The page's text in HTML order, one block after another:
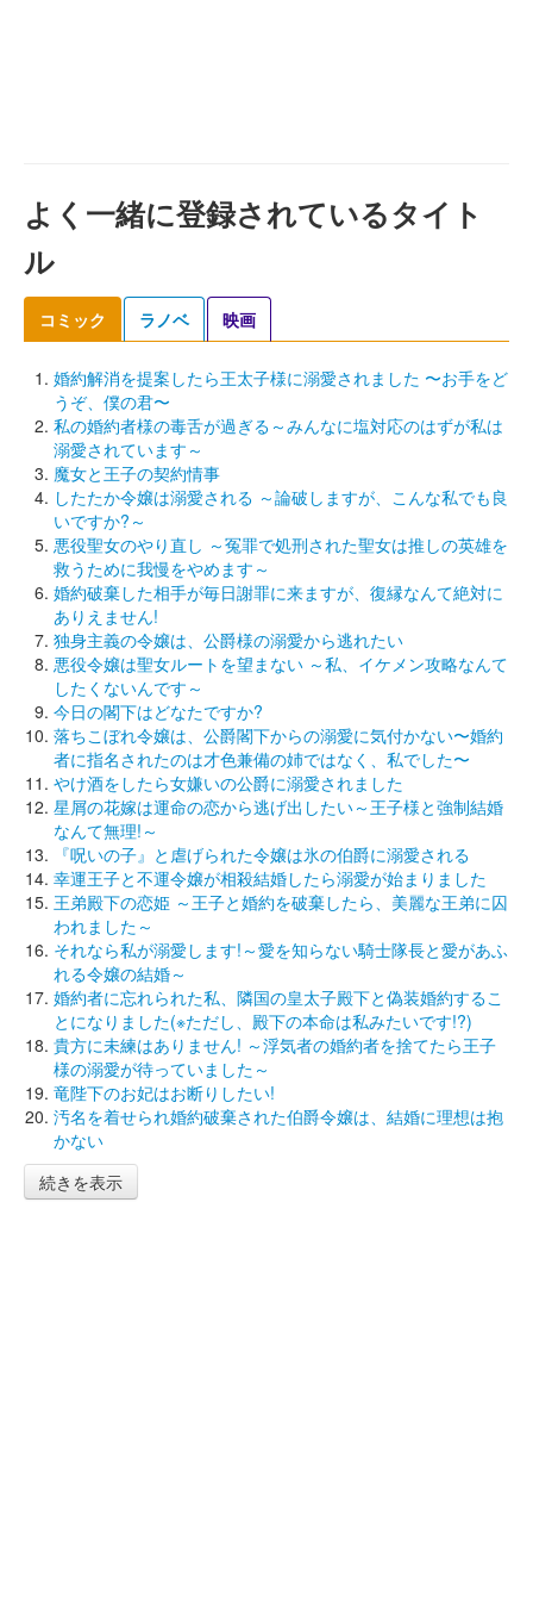
よく一緒に登録されているタイト
ル
コミック ラノベ 映画
婚約解消を提案したら王太子様に溺愛されました 〜お手をど
うぞ、僕の君〜
私の婚約者様の毒舌が過ぎる～みんなに塩対応のはずが私は
溺愛されています～
魔女と王子の契約情事
したたか令嬢は溺愛される ～論破しますが、こんな私でも良
いですか?～
悪役聖女のやり直し ～冤罪で処刑された聖女は推しの英雄を
救うために我慢をやめます～
婚約破棄した相手が毎日謝罪に来ますが、復縁なんて絶対に
ありえません!
独身主義の令嬢は、公爵様の溺愛から逃れたい
悪役令嬢は聖女ルートを望まない ～私、イケメン攻略なんて
したくないんです～
今日の閣下はどなたですか?
落ちこぼれ令嬢は、公爵閣下からの溺愛に気付かない〜婚約
者に指名されたのは才色兼備の姉ではなく、私でした〜
やけ酒をしたら女嫌いの公爵に溺愛されました
星屑の花嫁は運命の恋から逃げ出したい～王子様と強制結婚
なんて無理!～
『呪いの子』と虐げられた令嬢は氷の伯爵に溺愛される
幸運王子と不運令嬢が相殺結婚したら溺愛が始まりました
王弟殿下の恋姫 ～王子と婚約を破棄したら、美麗な王弟に囚
われました～
それなら私が溺愛します!～愛を知らない騎士隊長と愛があふ
れる令嬢の結婚～
婚約者に忘れられた私、隣国の皇太子殿下と偽装婚約するこ
とになりました(※ただし、殿下の本命は私みたいです!?)
貴方に未練はありません! ～浮気者の婚約者を捨てたら王子
様の溺愛が待っていました～
竜陛下のお妃はお断りしたい!
汚名を着せられ婚約破棄された伯爵令嬢は、結婚に理想は抱
かない
続きを表示